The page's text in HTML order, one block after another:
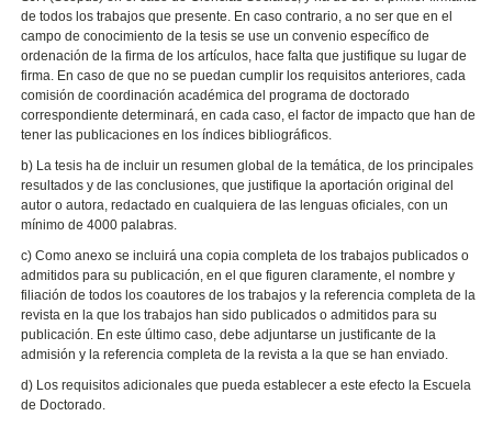
de todos los trabajos que presente. En caso contrario, a no ser que en el
campo de conocimiento de la tesis se use un convenio específico de
ordenación de la firma de los artículos, hace falta que justifique su lugar de
firma. En caso de que no se puedan cumplir los requisitos anteriores, cada
comisión de coordinación académica del programa de doctorado
correspondiente determinará, en cada caso, el factor de impacto que han de
tener las publicaciones en los índices bibliográficos.
b) La tesis ha de incluir un resumen global de la temática, de los principales
resultados y de las conclusiones, que justifique la aportación original del
autor o autora, redactado en cualquiera de las lenguas oficiales, con un
mínimo de 4000 palabras.
c) Como anexo se incluirá una copia completa de los trabajos publicados o
admitidos para su publicación, en el que figuren claramente, el nombre y
filiación de todos los coautores de los trabajos y la referencia completa de la
revista en la que los trabajos han sido publicados o admitidos para su
publicación. En este último caso, debe adjuntarse un justificante de la
admisión y la referencia completa de la revista a la que se han enviado.
d) Los requisitos adicionales que pueda establecer a este efecto la Escuela
de Doctorado.